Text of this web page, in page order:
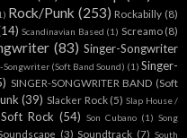
(39) Slacker Rock (5)
Slap House /
Soft Rock Son Cubano
Song
Soundscape (3) Soundtrack
South
Rock Southern Rock / Red
/ Red Dirt (65) Spoken Word (1)
(1)Study beats / Jazz-hop / Chill-hop
Rock (7) Swing Symphonic
Synth Pop (8) Synthpop (158)